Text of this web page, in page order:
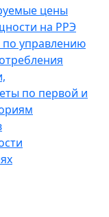
цены
на РРЭ
по управлению
по первой и